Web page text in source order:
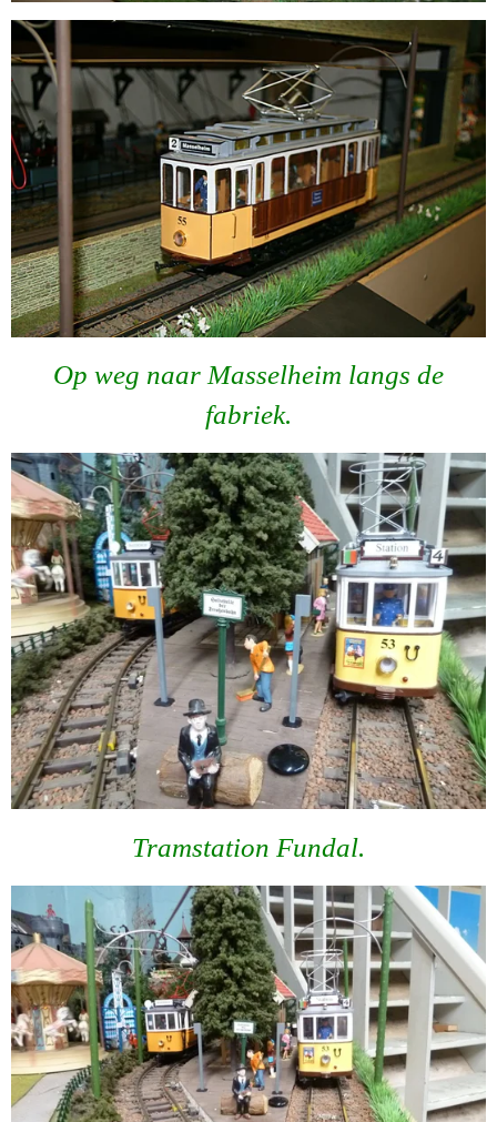
Op weg naar Masselheim langs de
fabriek.
Tramstation Fundal.